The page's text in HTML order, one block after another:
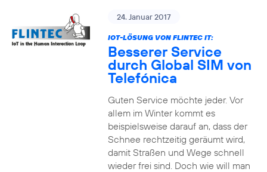
24. Januar 2017
IOT-LÖSUNG VON FLINTEC IT:
Besserer Service
durch Global SIM von
Telefónica
Guten Service möchte jeder. Vor
allem im Winter kommt es
beispielsweise darauf an, dass der
Schnee rechtzeitig geräumt wird,
damit Straßen und Wege schnell
wieder frei sind. Doch wie will man